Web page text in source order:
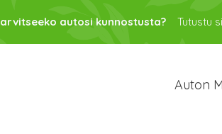
autosi kunnostusta? Tutustu
Auton